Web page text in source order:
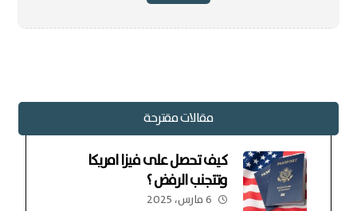
مقالات مقترحة
كيف تحصل على فيزا امريكا
وتتجنب الرفض ؟
6 مارس، 2025